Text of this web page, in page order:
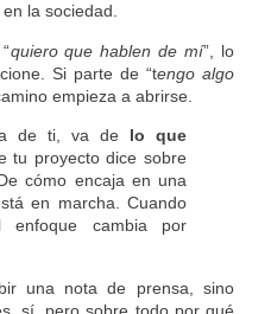
la sociedad.
quiero que hablen de mí”, lo
Si parte de “tengo algo
empieza a abrirse.
de ti, va de lo que
tu proyecto dice sobre
cómo encaja en una
en marcha. Cuando
cambia por
una nota de prensa, sino
sí, pero sobre todo por qué